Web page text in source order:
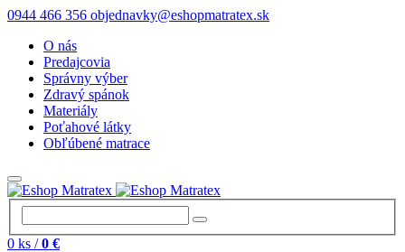
0944 466 356 objednavky@eshopmatratex.sk
O nás
Predajcovia
Správny výber
Zdravý spánok
Materiály
Poťahové látky
Obľúbené matrace
0 ks / 0 €